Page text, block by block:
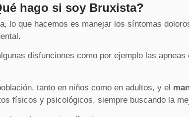
hago si soy Bruxista?
lo que hacemos es manejar los síntomas
disfunciones como por ejemplo las
tanto en niños como en adultos, y el
físicos y psicológicos, siempre buscando la